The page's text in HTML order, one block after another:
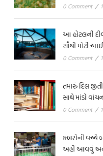
0 Comment /
આ હોટલની
સૌથી મોટી
0 Comment /
તમારું દિલ
સાથે માંડો
0 Comment /
કબરોની વચ્ચે
અહીં આવવું અને